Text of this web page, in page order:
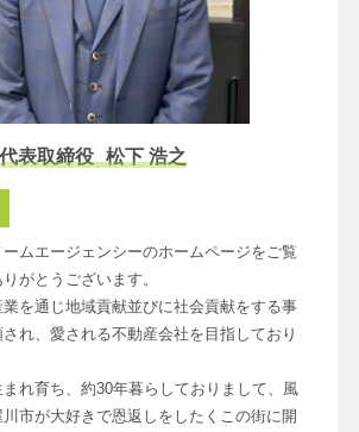
代表取締役 松下 浩之
ームエージェンシーのホームページをご覧
がとうございます。
を通じ地域貢献並びに社会貢献をする事
れ、愛される不動産会社を目指しており
れ育ち、約30年暮らしておりまして、風
市が大好きで恩返しをしたくこの街に開